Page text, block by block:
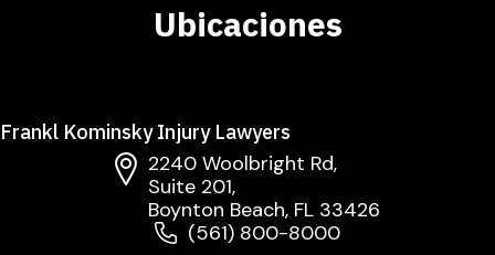
Ubicaciones
Frankl Kominsky Injury Lawyers
2240 Woolbright Rd,
Suite 201,
Boynton Beach, FL 33426
(561) 800-8000